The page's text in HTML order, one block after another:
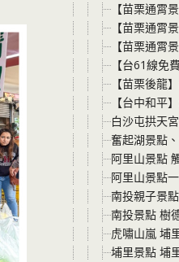
【苗栗通霄
【苗栗通霄
【苗栗通霄
【台61線
【苗栗後龍
【台中和平
白沙屯拱天
奮起湖景點
阿里山景點
阿里山景點
南投親子景
南投景點 樹
虎嘯山嵐 埔
埔里景點 埔